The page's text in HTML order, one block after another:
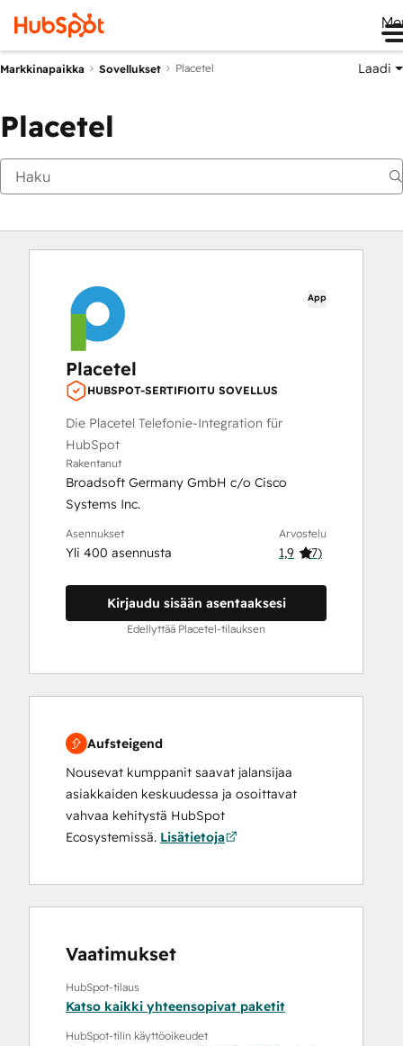
Markkinapaikka Sovellukset Placetel Laadi
Placetel
App
Placetel
HUBSPOT-SERTIFIOITU SOVELLUS
Die Placetel Telefonie-Integration für
HubSpot
Rakentanut
Broadsoft Germany GmbH c/o Cisco
Systems Inc.
Asennukset
Yli 400 asennusta
Arvostelu
1,9 (7)
Kirjaudu sisään asentaaksesi
Edellyttää Placetel-tilauksen
Aufsteigend
Nousevat kumppanit saavat jalansijaa
asiakkaiden keskuudessa ja osoittavat
vahvaa kehitystä HubSpot
Ecosystemissä. Lisätietoja
Vaatimukset
HubSpot-tilaus
Katso kaikki yhteensopivat paketit
HubSpot-tilin käyttöoikeudet